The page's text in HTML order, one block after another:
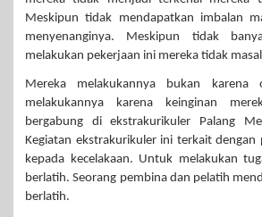
Meskipun tidak mendapatkan imbalan
menyenanginya. Meskipun tidak
melakukan pekerjaan ini mereka tidak
Mereka melakukannya bukan karena
melakukannya karena keinginan
bergabung di ekstrakurikuler Palang
Kegiatan ekstrakurikuler ini terkait
kepada kecelakaan. Untuk melakukan
berlatih. Seorang pembina dan pelatih
berlatih.